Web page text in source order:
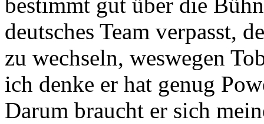
bestimmt gut über die
deutsches Team verpasst,
zu wechseln, weswegen
ich denke er hat genug
Darum braucht er sich